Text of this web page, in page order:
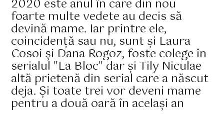
2020 este anul în care din nou
foarte multe vedete au decis să
devină mame. Iar printre ele,
coincidență sau nu, sunt și Laura
Cosoi și Dana Rogoz, foste colege în
serialul "La Bloc" dar și Tily Niculae
altă prietenă din serial care a născut
deja. Și toate trei vor deveni mame
pentru a două oară în același an